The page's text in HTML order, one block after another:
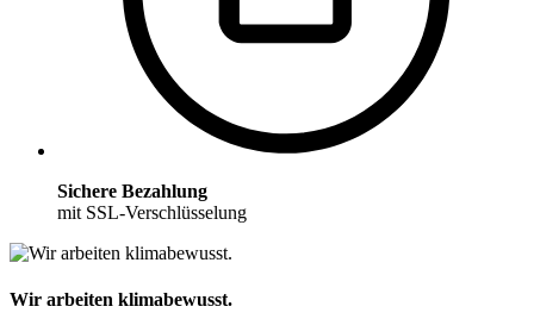
Sichere Bezahlung
mit SSL-Verschlüsselung
Wir arbeiten klimabewusst.